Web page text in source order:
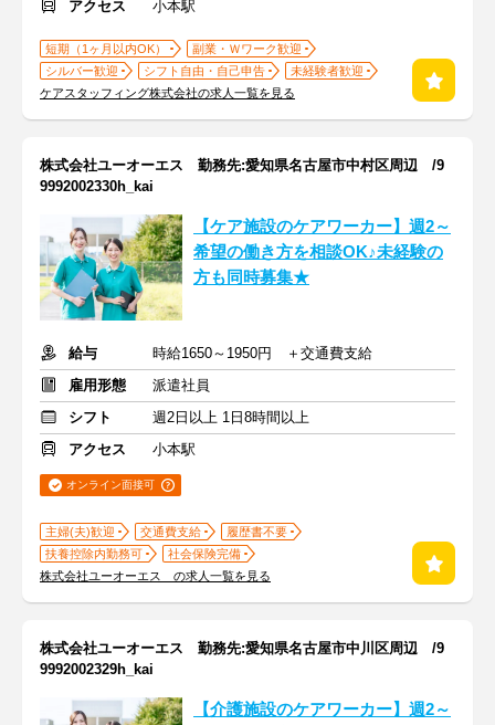
アクセス
小本駅
短期（1ヶ月以内OK）
副業・Ｗワーク歓迎
シルバー歓迎
シフト自由・自己申告
未経験者歓迎
ケアスタッフィング株式会社の求人一覧を見る
株式会社ユーオーエス 勤務先:愛知県名古屋市中村区周辺 /9
9992002330h_kai
【ケア施設のケアワーカー】週2～
希望の働き方を相談OK♪未経験の
方も同時募集★
給与
時給1650～1950円 ＋交通費支給
雇用形態
派遣社員
シフト
週2日以上 1日8時間以上
アクセス
小本駅
オンライン面接可
主婦(夫)歓迎 交通費支給
履歴書不要
扶養控除内勤務可
社会保険完備
株式会社ユーオーエス の求人一覧を見る
株式会社ユーオーエス 勤務先:愛知県名古屋市中川区周辺 /9
9992002329h_kai
【介護施設のケアワーカー】週2～